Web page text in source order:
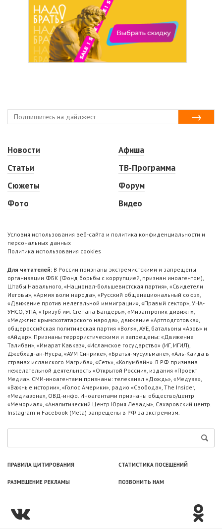
Новости
Статьи
Сюжеты
Фото
Афиша
ТВ-Программа
Форум
Видео
Условия использования веб-сайта и политика конфиденциальности и
персональных данных
Политика использования cookies
Для читателей: В России признаны экстремистскими и запрещены
организации ФБК (Фонд борьбы с коррупцией, признан иноагентом),
Штабы Навального, «Национал-большевистская партия», «Свидетели
Иеговы», «Армия воли народа», «Русский общенациональный союз»,
«Движение против нелегальной иммиграции», «Правый сектор», УНА-
УНСО, УПА, «Тризуб им. Степана Бандеры», «Мизантропик дивижн»,
«Меджлис крымскотатарского народа», движение «Артподготовка»,
общероссийская политическая партия «Воля», АУЕ, батальоны «Азов» и
«Айдар». Признаны террористическими и запрещены: «Движение
Талибан», «Имарат Кавказ», «Исламское государство» (ИГ, ИГИЛ),
Джебхад-ан-Нусра, «АУМ Синрике», «Братья-мусульмане», «Аль-Каида в
странах исламского Магриба», «Сеть», «Колумбайн». В РФ признана
нежелательной деятельность «Открытой России», издания «Проект
Медиа». СМИ-иноагентами признаны: телеканал «Дождь», «Медуза»,
«Важные истории», «Голос Америки», радио «Свобода», The Insider,
«Медиазона», ОВД-инфо. Иноагентами признаны общество/центр
«Мемориал», «Аналитический Центр Юрия Левады», Сахаровский центр.
Instagram и Facebook (Metа) запрещены в РФ за экстремизм.
ПРАВИЛА ЦИТИРОВАНИЯ СТАТИСТИКА ПОСЕЩЕНИЙ
РАЗМЕЩЕНИЕ РЕКЛАМЫ ПОЗВОНИТЬ НАМ